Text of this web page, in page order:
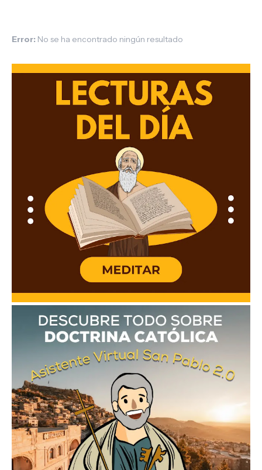
Error: No se ha encontrado ningún resultado